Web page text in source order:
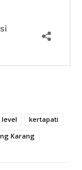
kertapati
Karang